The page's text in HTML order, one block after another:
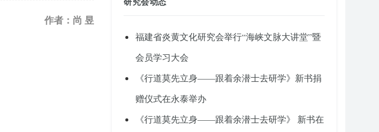
作者：尚 昱
福建省炎黄文化研究会举行“海峡文脉大讲堂”暨
会员学习大会
《行道莫先立身——跟着余潜士去研学》新书捐
赠仪式在永泰举办
《行道莫先立身——跟着余潜士去研学》 新书在